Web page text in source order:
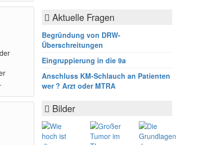
Aktuelle Fragen
Begründung von DRW-
Überschreitungen
Eingruppierung in die 9a
Anschluss KM-Schlauch an Patienten
wer ? Arzt oder MTRA
Bilder